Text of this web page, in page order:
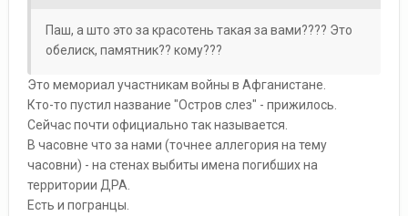
Паш, а што это за красотень такая за вами???? Это
обелиск, памятник?? кому???
Это мемориал участникам войны в Афганистане.
Кто-то пустил название "Остров слез" - прижилось.
Сейчас почти официально так называется.
В часовне что за нами (точнее аллегория на тему
часовни) - на стенах выбиты имена погибших на
территории ДРА.
Есть и погранцы.